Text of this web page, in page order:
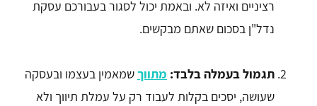
רציניים ואיזה לא. ובאמת יכול לסגור בעבורכם עסקת
נדל"ן בסכום שאתם מבקשים.
תגמול בעמלה בלבד: מתווךשמאמין בעצמו ובעסקה
שעושה, יסכים בקלות לעבוד רק על עמלת תיווך ולא